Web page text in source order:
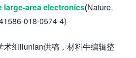
area electronics(Nature,
018-0574-4)
术组liunian供稿，材料牛编辑整